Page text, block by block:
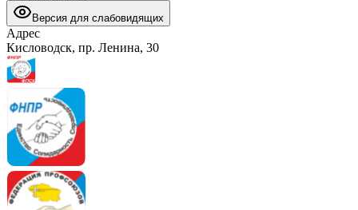
Версия для слабовидящих
Адрес
Кисловодск, пр. Ленина, 30